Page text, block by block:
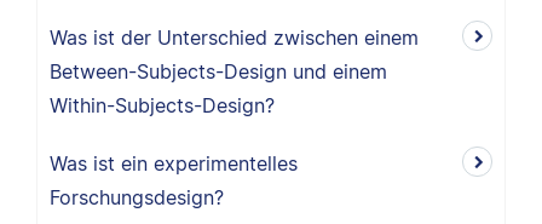
Was ist der Unterschied zwischen einem
Between-Subjects-Design und einem
Within-Subjects-Design?
Was ist ein experimentelles
Forschungsdesign?